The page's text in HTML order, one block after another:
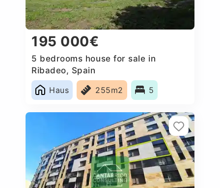
195 000€
5 bedrooms house for sale in
Ribadeo, Spain
Haus
255m2 5